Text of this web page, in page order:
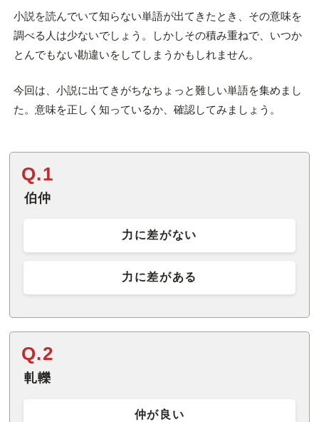
小説を読んでいて知らない単語が出てきたとき、その意味を
調べる人は少ないでしょう。しかしその積み重ねで、いつか
とんでもない勘違いをしてしまうかもしれません。
今回は、小説に出てきがちなちょっと難しい単語を集めまし
た。意味を正しく知っているか、確認してみましょう。
Q.1
伯仲
力に差がない
力に差がある
Q.2
軋轢
仲が良い